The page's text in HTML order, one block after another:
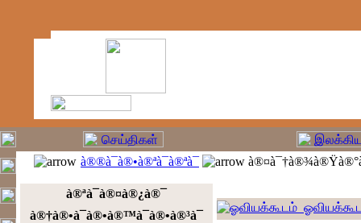
à®®à¯à®•à®ªà¯à®ªà¯
à®ªà¯à®¤à®¿à®¯
à®†à®•à¯à®•à®™à¯à®•à®³à¯